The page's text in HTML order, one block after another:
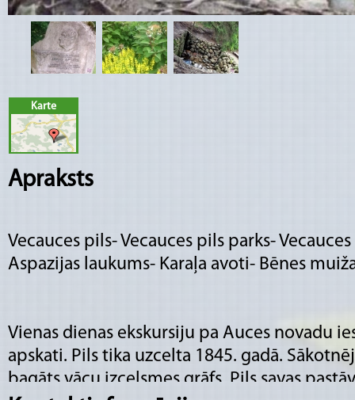
Karte
Apraksts
Vecauces pils- Vecauces pils parks-
Aspazijas laukums- Karaļa avoti- Bēnes
Vienas dienas ekskursiju pa Auces novadu
apskati. Pils tika uzcelta 1845. gadā.
bagāts vācu izcelsmes grāfs. Pils savas